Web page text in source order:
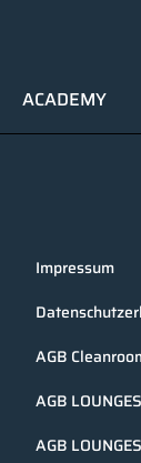
ACADEMY
Impressum
AGB
AGB
AGB